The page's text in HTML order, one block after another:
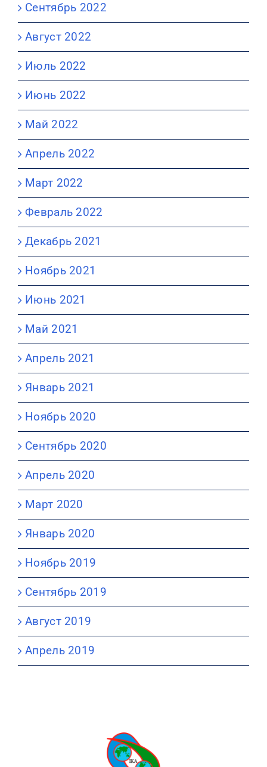
Сентябрь 2022
Август 2022
Июль 2022
Июнь 2022
Май 2022
Апрель 2022
Март 2022
Февраль 2022
Декабрь 2021
Ноябрь 2021
Июнь 2021
Май 2021
Апрель 2021
Январь 2021
Ноябрь 2020
Сентябрь 2020
Апрель 2020
Март 2020
Январь 2020
Ноябрь 2019
Сентябрь 2019
Август 2019
Апрель 2019